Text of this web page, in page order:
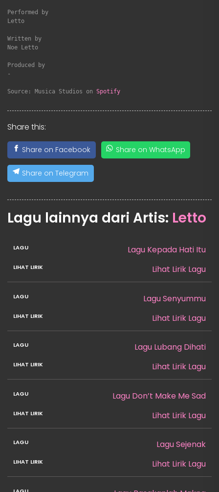
Performed by
Letto
Written by
Noe Letto
Produced by
-
Source: Musica Studios on Spotify
Share this:
Share on Facebook Share on WhatsApp
Share on Telegram
Lagu lainnya dari Artis: Letto
Lagu Kepada Hati Itu
Lihat Lirik Lagu
Lagu Senyummu
Lihat Lirik Lagu
Lagu Lubang Dihati
Lihat Lirik Lagu
Lagu Don’t Make Me Sad
Lihat Lirik Lagu
Lagu Sejenak
Lihat Lirik Lagu